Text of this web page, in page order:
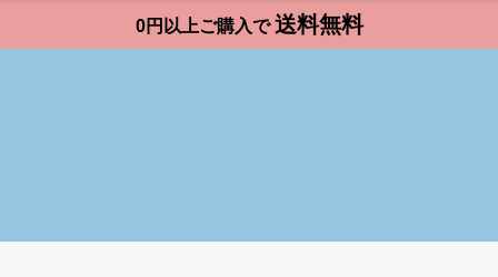
0円以上ご購入で 送料無料